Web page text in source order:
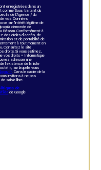
enregistrées dans un
comme Sous-traitant du
de l'Agence / du
de vos Données
sur l'intérêt légitime de
demande de
Réseau. Conformément à
des droits d’accès, de
et de portabilité de
à tout moment en
Consultez le site
droits. Si vous estimez,
vos droits « Informatique
adresser une
l’existence de la liste
», sur laquelle vous
. Dans le cadre de la
invitons à ne pas
saisie libre.
de
de Google